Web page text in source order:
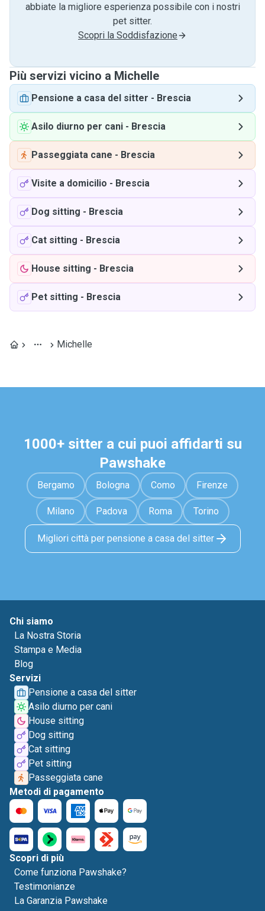
abbiate la migliore esperienza possibile con i nostri
pet sitter.
Scopri la Soddisfazione
Più servizi vicino a Michelle
Pensione a casa del sitter - Brescia
Asilo diurno per cani - Brescia
Passeggiata cane - Brescia
Visite a domicilio - Brescia
Dog sitting - Brescia
Cat sitting - Brescia
House sitting - Brescia
Pet sitting - Brescia
Michelle
1000+ sitter a cui puoi affidarti su
Pawshake
Bergamo Bologna Como Firenze
Milano Padova Roma Torino
Migliori città per pensione a casa del sitter
Chi siamo
La Nostra Storia
Stampa e Media
Blog
Servizi
Pensione a casa del sitter
Asilo diurno per cani
House sitting
Dog sitting
Cat sitting
Pet sitting
Passeggiata cane
Metodi di pagamento
Scopri di più
Come funziona Pawshake?
Testimonianze
La Garanzia Pawshake